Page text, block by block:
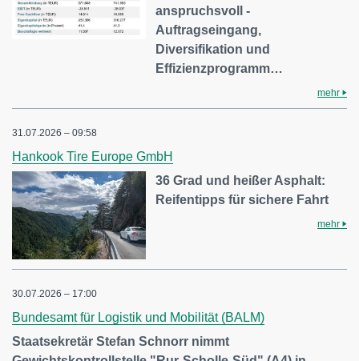
anspruchsvoll -
Auftragseingang,
Diversifikation und
Effizienzprogramm…
mehr
31.07.2026 – 09:58
Hankook Tire Europe GmbH
36 Grad und heißer Asphalt:
Reifentipps für sichere Fahrt
mehr
30.07.2026 – 17:00
Bundesamt für Logistik und Mobilität (BALM)
Staatsekretär Stefan Schnorr nimmt